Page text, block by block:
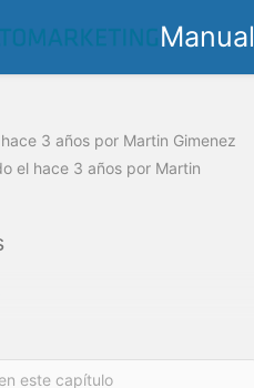
Manual
hace 3 años por Martin Gimenez
el hace 3 años por Martin